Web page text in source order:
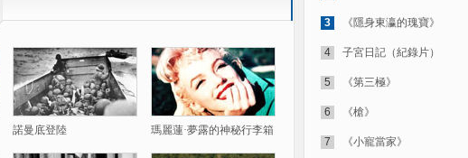
諾曼底登陸 瑪麗蓮·夢露的神秘行李箱
3 《隱身東瀛的瑰寶》
4 子宮日記（紀錄片）
5 《第三極》
6 《槍》
7 《小寵當家》